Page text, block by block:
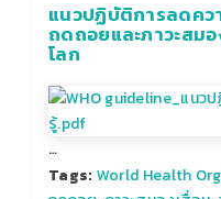
แนวปฏิบัติการลดคว
ถดถอยและภาวะสม
โลก
…
Tags: World Health